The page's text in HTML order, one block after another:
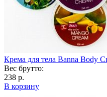
Крема для тела Banna Body
Вес брутто:
238 р.
В корзину